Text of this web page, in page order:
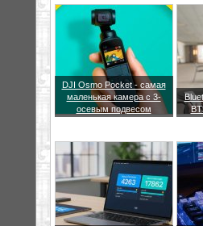
DJI Osmo Pocket - самая
маленькая камера с 3-
осевым подвесом